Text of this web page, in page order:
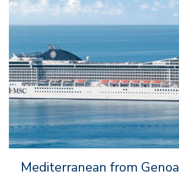
– Viss iekļauts
– Uz kuģa aktivitātes
– Klubi bērniem un pusaudžiem
Mediterranean from Genoa